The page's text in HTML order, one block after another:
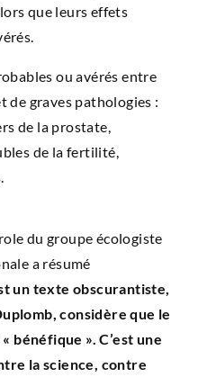
que leurs effets
ou avérés entre
de graves pathologies :
de la prostate,
de la fertilité,
du groupe écologiste
a résumé
un texte obscurantiste,
considère que le
bénéfique ». C’est une
la science, contre